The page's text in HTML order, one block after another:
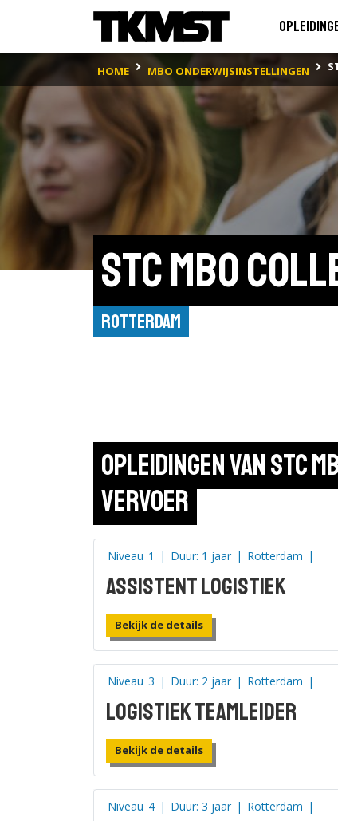
HOME MBO ONDERWIJSINSTELLINGEN
STC mbo
Rotterdam
Opleidingen van STC
Vervoer
Niveau 1 | Duur: 1 jaar | Rotterdam |
Assistent logistiek
Bekijk de details
Niveau 3 | Duur: 2 jaar | Rotterdam |
Logistiek teamleider
Bekijk de details
Niveau 4 | Duur: 3 jaar | Rotterdam |